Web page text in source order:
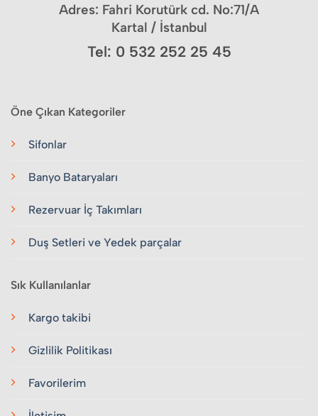
Adres: Fahri Korutürk cd. No:71/A
Kartal / İstanbul
Tel: 0 532 252 25 45
Öne Çıkan Kategoriler
Sifonlar
Banyo Bataryaları
Rezervuar İç Takımları
Duş Setleri ve Yedek parçalar
Sık Kullanılanlar
Kargo takibi
Gizlilik Politikası
Favorilerim